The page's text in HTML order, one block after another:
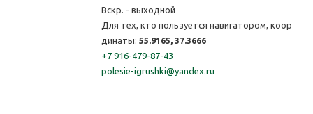
Вскр. - выходной
Для тех, кто пользуется навигатором, коор
динаты: 55.9165, 37.3666
+7 916-479-87-43
polesie-igrushki@yandex.ru